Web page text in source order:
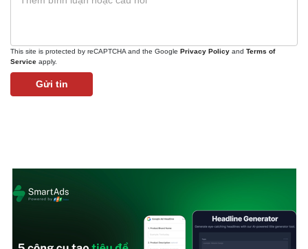
This site is protected by reCAPTCHA and the Google Privacy Policy and Terms of
Service apply.
Gửi tin